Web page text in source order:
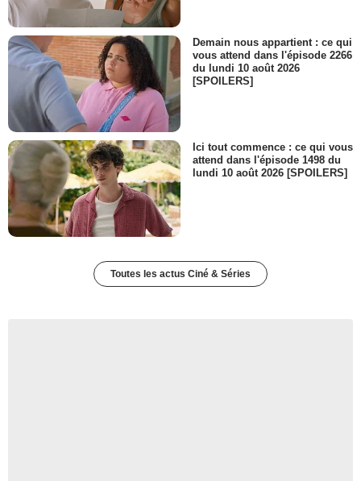
Demain nous appartient : ce qui
vous attend dans l'épisode 2266
du lundi 10 août 2026
[SPOILERS]
Ici tout commence : ce qui vous
attend dans l'épisode 1498 du
lundi 10 août 2026 [SPOILERS]
Toutes les actus Ciné & Séries